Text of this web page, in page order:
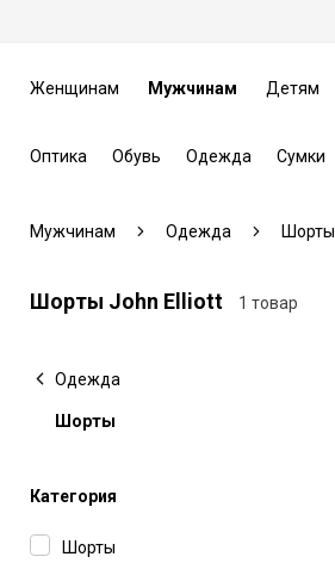
Женщинам Мужчинам Детям
Оптика Обувь Одежда Сумки
Мужчинам Одежда Шорты
Шорты John Elliott 1 товар
Одежда
Шорты
Категория
Шорты